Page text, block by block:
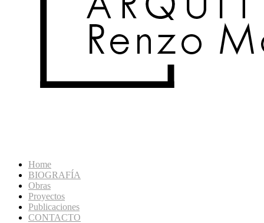
Home
BIOGRAFÍA
Obras
Proyectos
Publicaciones
CONTACTO